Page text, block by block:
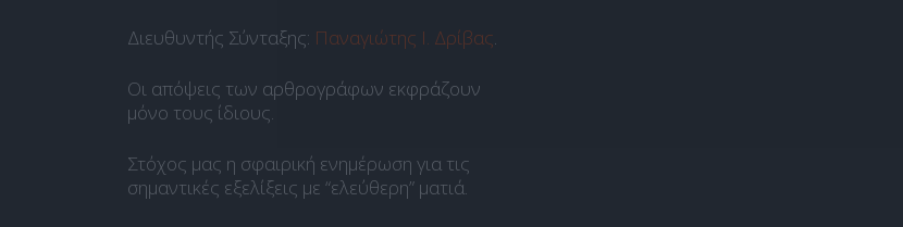
Διευθυντής Σύνταξης: Παναγιώτης Ι. Δρίβας.
Οι απόψεις των αρθρογράφων εκφράζουν
μόνο τους ίδιους.
Στόχος μας η σφαιρική ενημέρωση για τις
σημαντικές εξελίξεις με “ελεύθερη” ματιά.